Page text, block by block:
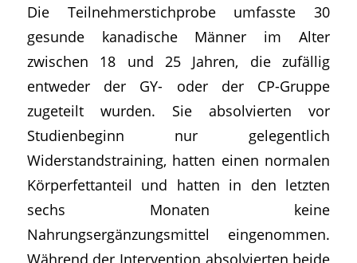
Die Teilnehmerstichprobe umfasste 30
gesunde kanadische Männer im Alter
zwischen 18 und 25 Jahren, die zufällig
entweder der GY- oder der CP-Gruppe
zugeteilt wurden. Sie absolvierten vor
Studienbeginn nur gelegentlich
Widerstandstraining, hatten einen normalen
Körperfettanteil und hatten in den letzten
sechs Monaten keine
Nahrungsergänzungsmittel eingenommen.
Während der Intervention absolvierten beide